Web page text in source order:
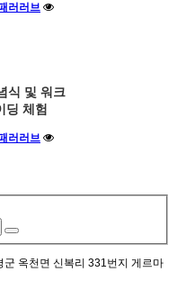
러러브
식 및 워크
딩 체험
러러브
군 옥천면 신복리 331번지 게르마